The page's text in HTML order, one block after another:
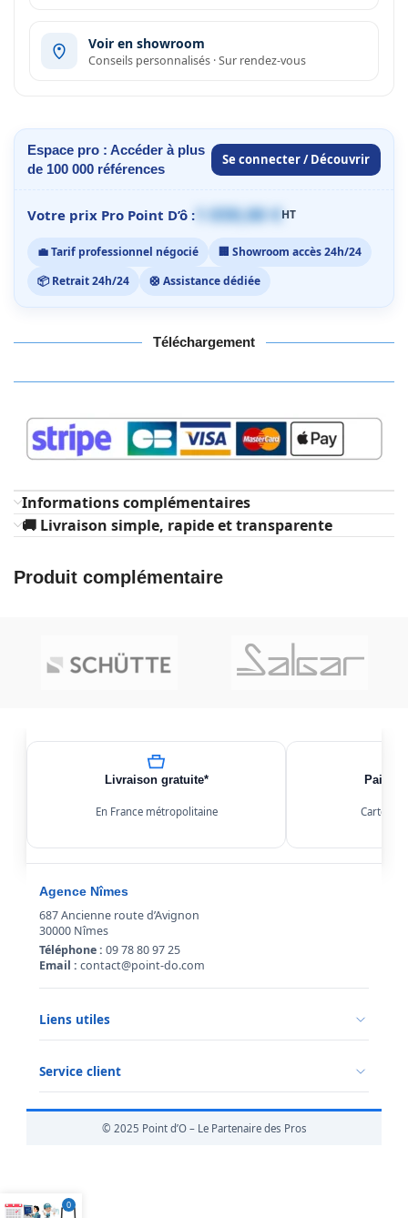
Voir en showroom
Conseils personnalisés · Sur rendez-vous
Espace pro : Accéder à plus
de 100 000 références
Se connecter / Découvrir
Votre prix Pro Point D’ô : 1 059,00 €HT
💼 Tarif professionnel négocié
🏢 Showroom accès 24h/24
📦 Retrait 24h/24
🛟 Assistance dédiée
Téléchargement
Informations complémentaires
🚚 Livraison simple, rapide et transparente
Produit complémentaire
Livraison gratuite*
En France métropolitaine Carte,
Agence Nîmes
687 Ancienne route d’Avignon
30000 Nîmes
Téléphone : 09 78 80 97 25
Email : contact@point-do.com
Liens utiles
Conditions générales de vente
Mentions légales
Service client
Informations livraison© 2025 Point d’O – Le Partenaire des Pros
0